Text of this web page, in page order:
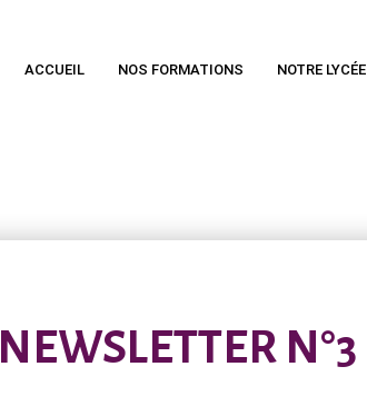
ACCUEIL NOS FORMATIONS NOTRE LYCÉE
NEWSLETTER N°3